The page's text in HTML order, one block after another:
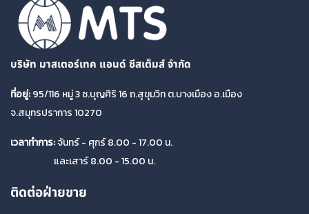
บริษัท มาสเตอร์เทค แอนด์ ซีสเต็มส์ จำกัด
ที่อยู่:95/116 หมู่ 3 ซ.บุญศิริ 16 ถ.สุขุมวิท ต.บางเมือง อ.เมือง
จ.สมุทรปราการ 10270
เวลาทำการ:จันทร์ - ศุกร์ 8.00 - 17.00 น.
และเสาร์ 8.00 - 15.00 น.
ติดต่อฝ่ายขาย